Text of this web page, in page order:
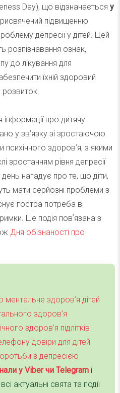
Day), що відзначається у
підвищенню
депресії у дітей. Цей
розпізнавання ознак,
до лікування для
їхній здоровий
розвиток.
про дитячу
у зв’язку зі зростаючою
здоров’я, з якими
зростанням рівня депресії
нагадує про те, що діти,
мати серйозні проблеми з
гостра потреба в
Це подія повʼязана з
Дня обізнаності про
ментальне здоров’я дітей
здоров’я
здоров’я підлітків
довіри для дітей
з депресією
у Viber чи Telegram і
актуальні свята та події